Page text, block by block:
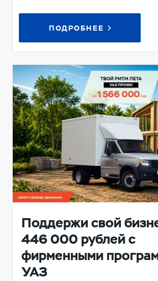
ПОДРОБНЕЕ
Поддержи свой
446 000 рублей с
фирменными
УАЗ